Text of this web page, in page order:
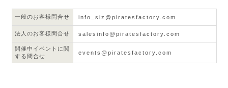
一般のお客様問合せ info_siz@piratesfactory.com
法人のお客様問合せ salesinfo@piratesfactory.com
開催中イベントに関
する問合せ
events@piratesfactory.com